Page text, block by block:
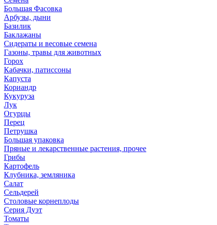
Большая Фасовка
Арбузы, дыни
Базилик
Баклажаны
Сидераты и весовые семена
Газоны, травы для животных
Горох
Кабачки, патиссоны
Капуста
Кориандр
Кукуруза
Лук
Огурцы
Перец
Петрушка
Большая упаковка
Пряные и лекарственные растения, прочее
Грибы
Картофель
Клубника, земляника
Салат
Сельдерей
Столовые корнеплоды
Серия Дуэт
Томаты